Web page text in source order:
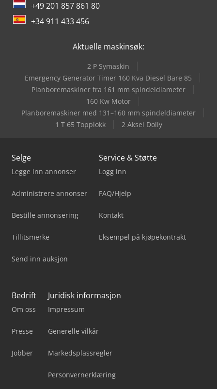
+49 201 857 861 80
+34 911 433 456
Aktuelle maskinsøk:
2 P Symaskin
Emergency Generator Timer 160 Kva Diesel Bare 85
Planboremaskiner fra 161 mm spindeldiameter
160 Kw Motor
Planboremaskiner med 131–160 mm spindeldiameter
1 T 65 Topplokk
2 Aksel Dolly
Selge
Legge inn annonser
Administrere annonser
Bestille annonsering
Tillitsmerke
Send inn auksjon
Service & Støtte
Logg inn
FAQ/Hjelp
Kontakt
Eksempel på kjøpekontrakt
Bedrift
Om oss
Presse
Jobber
Juridisk informasjon
Impressum
Generelle vilkår
Markedsplassregler
Personvernerklæring